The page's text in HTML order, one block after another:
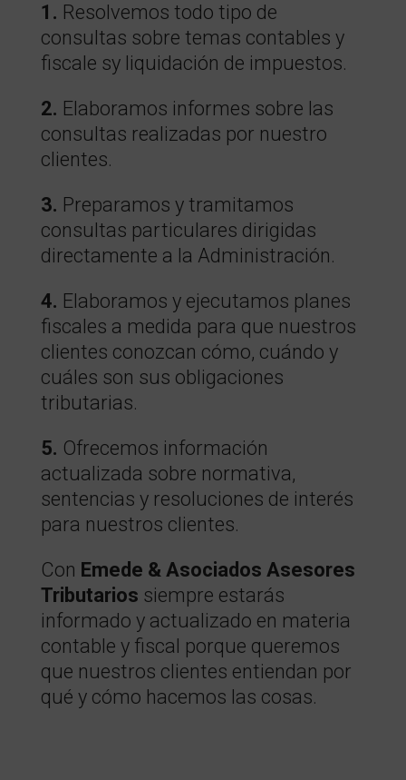
1. Resolvemos todo tipo de
consultas sobre temas contables y
fiscale sy liquidación de impuestos.
2. Elaboramos informes sobre las
consultas realizadas por nuestro
clientes.
3. Preparamos y tramitamos
consultas particulares dirigidas
directamente a la Administración.
4. Elaboramos y ejecutamos planes
fiscales a medida para que nuestros
clientes conozcan cómo, cuándo y
cuáles son sus obligaciones
tributarias.
5. Ofrecemos información
actualizada sobre normativa,
sentencias y resoluciones de interés
para nuestros clientes.
Con Emede & Asociados Asesores
Tributarios siempre estarás
informado y actualizado en materia
contable y fiscal porque queremos
que nuestros clientes entiendan por
qué y cómo hacemos las cosas.